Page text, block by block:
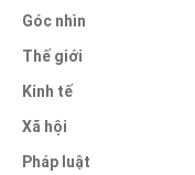
Góc nhìn
Thế giới
Kinh tế
Xã hội
Pháp luật